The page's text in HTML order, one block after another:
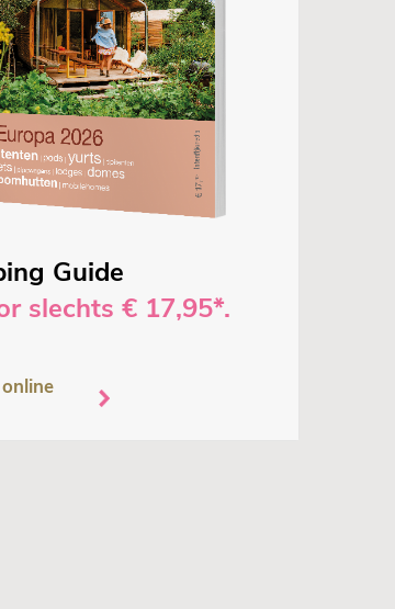
Guide
slechts € 17,95*.